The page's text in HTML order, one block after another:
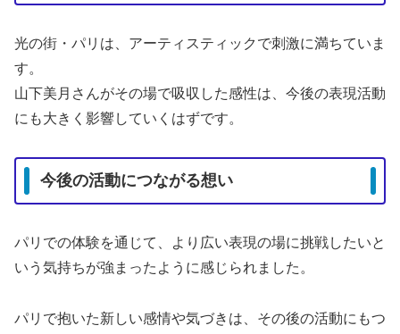
光の街・パリは、アーティスティックで刺激に満ちていま
す。
山下美月さんがその場で吸収した感性は、今後の表現活動
にも大きく影響していくはずです。
今後の活動につながる想い
パリでの体験を通じて、より広い表現の場に挑戦したいと
いう気持ちが強まったように感じられました。
パリで抱いた新しい感情や気づきは、その後の活動にもつ